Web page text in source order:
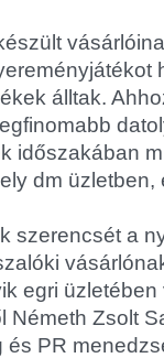
álltak.
időszakában
dm üzletben,
szerencsét a
egri üzletében
Németh Zsolt
PR